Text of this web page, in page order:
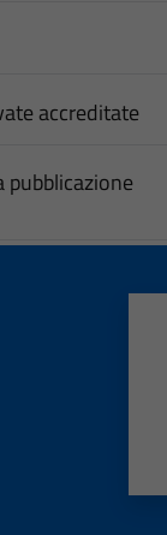
accreditate
pubblicazione